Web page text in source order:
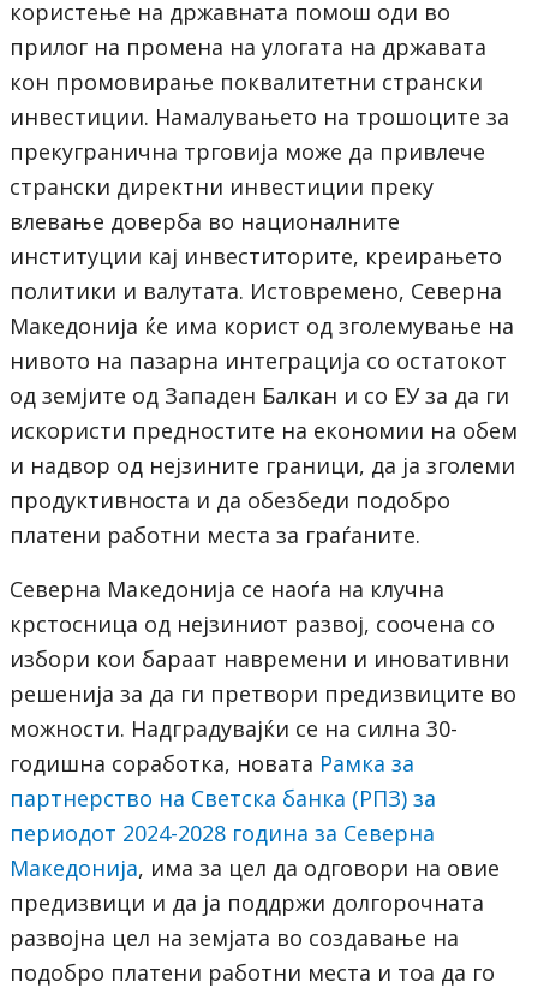
користење на државната помош оди во
прилог на промена на улогата на државата
кон промовирање поквалитетни странски
инвестиции. Намалувањето на трошоците за
прекугранична трговија може да привлече
странски директни инвестиции преку
влевање доверба во националните
институции кај инвеститорите, креирањето
политики и валутата. Истовремено, Северна
Македонија ќе има корист од зголемување на
нивото на пазарна интеграција со остатокот
од земјите од Западен Балкан и со ЕУ за да ги
искористи предностите на економии на обем
и надвор од нејзините граници, да ја зголеми
продуктивноста и да обезбеди подобро
платени работни места за граѓаните.
Северна Македонија се наоѓа на клучна
крстосница од нејзиниот развој, соочена со
избори кои бараат навремени и иновативни
решенија за да ги претвори предизвиците во
можности. Надградувајќи се на силна 30-
годишна соработка, новата Рамка за
партнерство на Светска банка (РПЗ) за
периодот 2024-2028 година за Северна
Македонија, има за цел да одговори на овие
предизвици и да ја поддржи долгорочната
развојна цел на земјата во создавање на
подобро платени работни места и тоа да го